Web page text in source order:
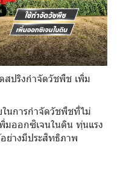
สปริงกำจัดวัชพืช เพิ่ม
นการกำจัดวัชพืชที่ไม่
มออกซิเจนในดิน ทุ่นแรง
ย่างมีประสิทธิภาพ